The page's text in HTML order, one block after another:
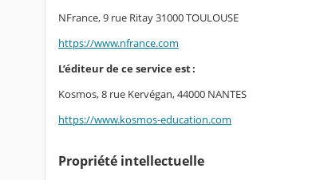
NFrance, 9 rue Ritay 31000 TOULOUSE
https://www.nfrance.com
L’éditeur de ce service est :
Kosmos, 8 rue Kervégan, 44000 NANTES
https://www.kosmos-education.com
Propriété intellectuelle